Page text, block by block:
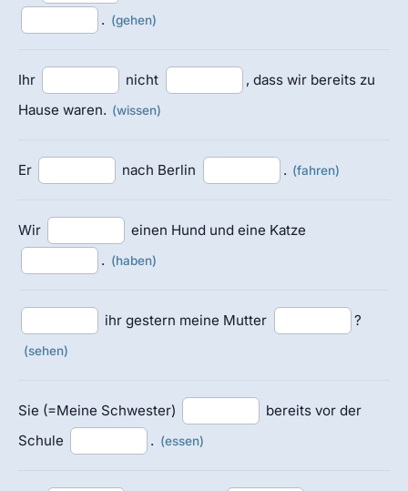
. (gehen)
Ihr nicht
, dass wir bereits zu
Hause waren. (wissen)
Er nach Berlin . (fahren)
Wir
einen Hund und eine Katze
. (haben)
ihr gestern meine Mutter ?
(sehen)
Sie (=Meine Schwester)
bereits vor der
Schule
. (essen)